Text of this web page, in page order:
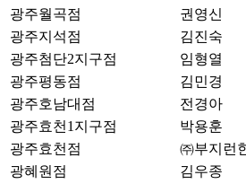
광주월곡점
권영신
광주지석점
김진숙
광주첨단2지구점
임형열
광주평동점
김민경
광주호남대점
전경아
광주효천1지구점
박용훈
광주효천점
㈜부지런
광혜원점
김우종